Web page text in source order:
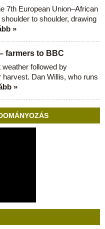
7th European Union–African
to shoulder, drawing
»
farmers to BBC
followed by
Dan Willis, who runs
»